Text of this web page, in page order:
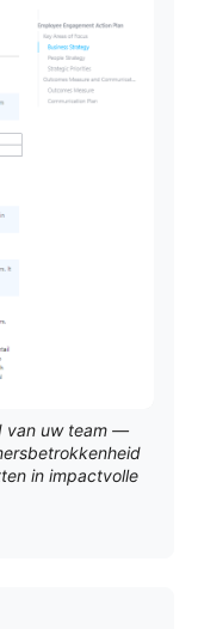
van uw team —
in impactvolle